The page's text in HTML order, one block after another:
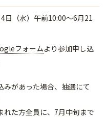
（水）午前10:00～6月21
フォームより参加申し込
があった場合、抽選にて
た方全員に、7月中旬まで